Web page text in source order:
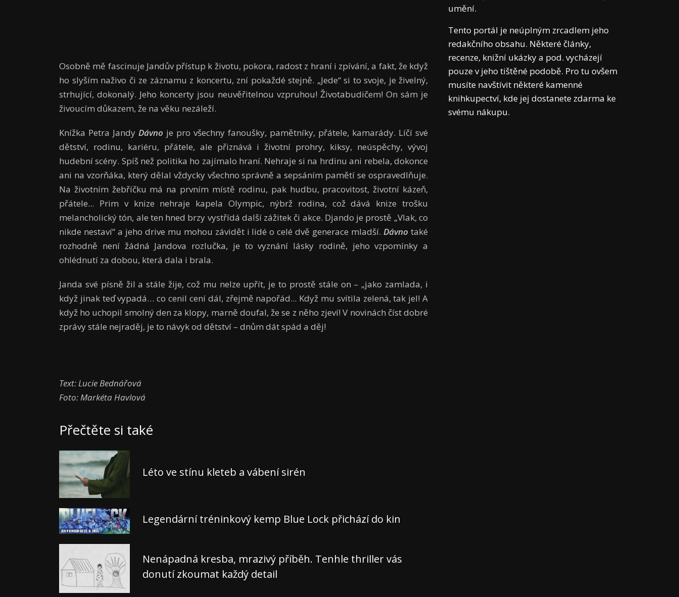
Osobně mě fascinuje Jandův přístup k životu, pokora, radost z hraní i zpívání, a fakt, že když
ho slyším naživo či ze záznamu z koncertu, zní pokaždé stejně. „Jede“ si to svoje, je živelný,
strhující, dokonalý. Jeho koncerty jsou neuvěřitelnou vzpruhou! Životabudičem! On sám je
živoucím důkazem, že na věku nezáleží.
Knížka Petra Jandy Dávno je pro všechny fanoušky, pamětníky, přátele, kamarády. Líčí své
dětství, rodinu, kariéru, přátele, ale přiznává i životní prohry, kiksy, neúspěchy, vývoj
hudební scény. Spíš než politika ho zajímalo hraní. Nehraje si na hrdinu ani rebela, dokonce
ani na vzorňáka, který dělal vždycky všechno správně a sepsáním pamětí se ospravedlňuje.
Na životním žebříčku má na prvním místě rodinu, pak hudbu, pracovitost, životní kázeň,
přátele... Prim v knize nehraje kapela Olympic, nýbrž rodina, což dává knize trošku
melancholický tón, ale ten hned brzy vystřídá další zážitek či akce. Djando je prostě „Vlak, co
nikde nestaví“ a jeho drive mu mohou závidět i lidé o celé dvě generace mladší.Dávno také
rozhodně není žádná Jandova rozlučka, je to vyznání lásky rodině, jeho vzpomínky a
ohlédnutí za dobou, která dala i brala.
Janda své písně žil a stále žije, což mu nelze upřít, je to prostě stále on – „jako zamlada, i
když jinak teď vypadá… co cenil cení dál, zřejmě napořád... Když mu svítila zelená, tak jel! A
když ho uchopil smolný den za klopy, marně doufal, že se z něho zjeví! V novinách číst dobré
zprávy stále nejraděj, je to návyk od dětství – dnům dát spád a děj!
Text: Lucie Bednářová
Foto: Markéta Havlová
Přečtěte si také
Léto ve stínu kleteb a vábení sirén
Legendární tréninkový kemp Blue Lock přichází do kin
Nenápadná kresba, mrazivý příběh. Tenhle thriller vás
donutí zkoumat každý detail
umění.
Tento portál je neúplným zrcadlem jeho
redakčního obsahu. Některé články,
recenze, knižní ukázky a pod. vycházejí
pouze v jeho tištěné podobě. Pro tu ovšem
musíte navštívit některé kamenné
knihkupectví, kde jej dostanete zdarma ke
svému nákupu.